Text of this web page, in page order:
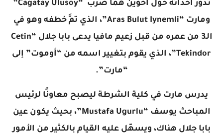
تدور أحداثه حول أخوين هما صرب “Cagatay Ulusoy”
ومارت “Aras Bulut Iynemli”، الذي تمَّ خطفه وهو في
الـ3 من عمره من قبل زعيم مافيا يدعى بابا جلال “Cetin
Tekindor”، الذي يقوم بتغيير اسمه من “أوموت” إلى
“مارت”.
يدرس مارت في كلية الشرطة ليصبح معاونًا لرئيس
المباحث يوسف “Mustafa Ugurlu”، بحيث يكون عين
بابا جلال هناك، ويسهّل عليه القيام بالكثير من الأمور